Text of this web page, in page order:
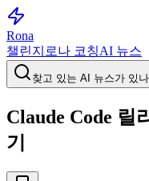
Rona
챌린지 로나 코칭AI 뉴스
찾고 있는 AI 뉴스가 있
Claude Code 릴
기